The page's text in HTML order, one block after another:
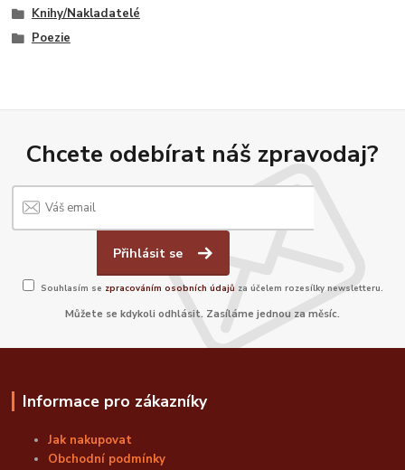
Knihy/Nakladatelé
Poezie
Chcete odebírat náš zpravodaj?
Přihlásit se
Souhlasím se zpracováním osobních údajů za účelem rozesílky newsletteru.
Můžete se kdykoli odhlásit. Zasíláme jednou za měsíc.
Informace pro zákazníky
Jak nakupovat
Obchodní podmínky